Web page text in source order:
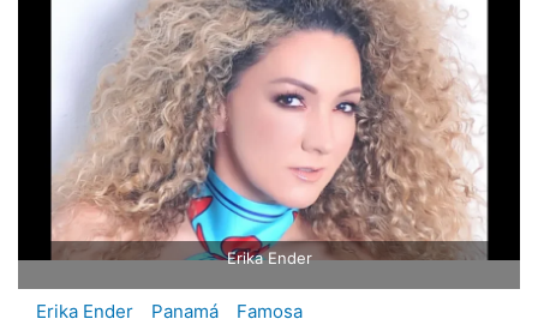
Erika Ender
Erika Ender Panamá
Famosa